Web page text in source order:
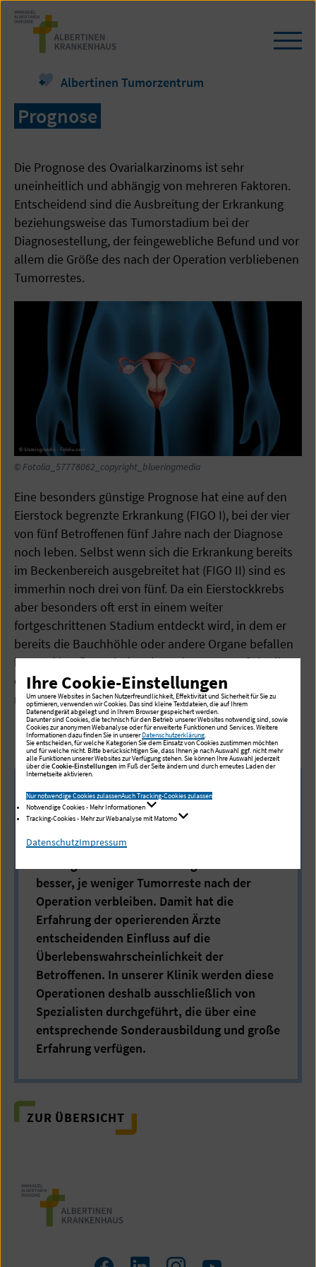
Zum
Seiteninhalt
springen
Albertinen Tumorzentrum
Prognose
Die Prognose des Ovarialkarzinoms ist sehr
uneinheitlich und abhängig von mehreren Faktoren.
Entscheidend sind die Ausbreitung der Erkrankung
beziehungsweise das Tumorstadium bei der
Diagnosestellung, der feingewebliche Befund und vor
allem die Größe des nach der Operation verbliebenen
Tumorrestes.
© Fotolia_57778062_copyright_blueringmedia
Eine besonders günstige Prognose hat eine auf den
Eierstock begrenzte Erkrankung (FIGO I), bei der vier
von fünf Betroffenen fünf Jahre nach der Diagnose
noch leben. Selbst wenn sich die Erkrankung bereits
im Beckenbereich ausgebreitet hat (FIGO II) sind es
immerhin noch drei von fünf. Da ein Eierstockkrebs
aber besonders oft erst in einem weiter
fortgeschrittenen Stadium entdeckt wird, in dem er
bereits die Bauchhöhle oder andere Organe befallen
hat und häufig nach der Therapie erneut auftritt, liegt
die durchschnittliche Überlebensrate aller Erkrankten
mit 30-40 Prozent deutlich darunter.
Info
besser, je weniger Tumorreste nach der
Operation verbleiben. Damit hat die
Erfahrung der operierenden Ärzte
entscheidenden Einfluss auf die
Überlebenswahrscheinlichkeit der
Betroffenen. In unserer Klinik werden diese
Operationen deshalb ausschließlich von
Spezialisten durchgeführt, die über eine
entsprechende Sonderausbildung und große
Erfahrung verfügen.
ZUR ÜBERSICHT
Ihre Cookie-Einstellungen
Um unsere Websites in Sachen Nutzerfreundlichkeit, Effektivität und Sicherheit für Sie zu
optimieren, verwenden wir Cookies. Das sind kleine Textdateien, die auf Ihrem
Datenendgerät abgelegt und in Ihrem Browser gespeichert werden.
Darunter sind Cookies, die technisch für den Betrieb unserer Websites notwendig sind, sowie
Cookies zur anonymen Webanalyse oder für erweiterte Funktionen und Services. Weitere
Informationen dazu finden Sie in unsererDatenschutzerklärung
Sie entscheiden, für welche Kategorien Sie dem Einsatz von Cookies zustimmen möchten
und für welche nicht. Bitte berücksichtigen Sie, dass Ihnen je nach Auswahl ggf. nicht mehr
alle Funktionen unserer Websites zur Verfügung stehen. Sie können Ihre Auswahl jederzeit
über dieCookie-Einstellungen im Fuß der Seite ändern und durch erneutes Laden der
Internetseite aktivieren.
Nur notwendige Cookies zulassenAuch Tracking-Cookies zulassen
Notwendige Cookies - Mehr Informationen
Tracking-Cookies - Mehr zur Webanalyse mit Matomo
DatenschutzImpressum